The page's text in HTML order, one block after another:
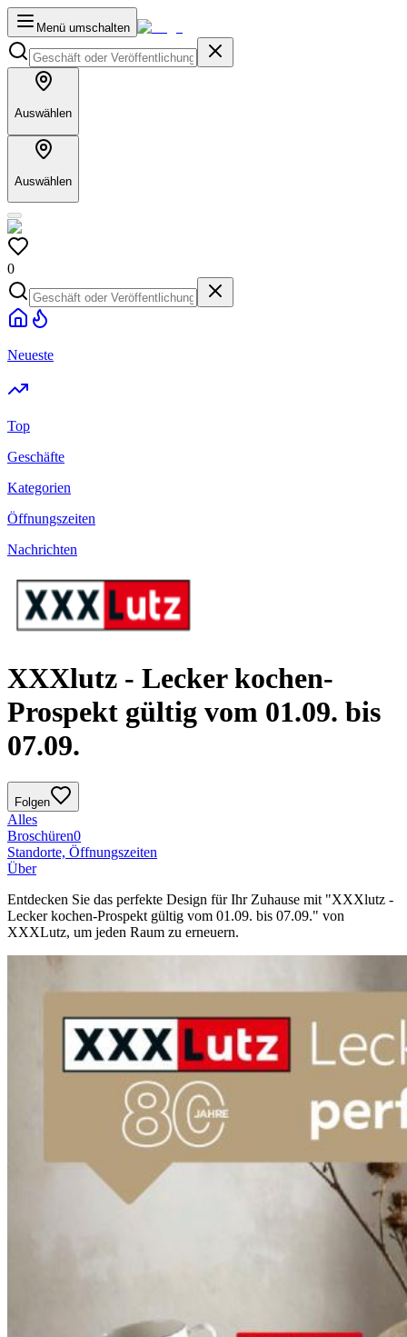
Menü umschalten
Auswählen
Auswählen
0
Neueste
Top
Geschäfte
Kategorien
Öffnungszeiten
Nachrichten
XXXlutz - Lecker kochen-
Prospekt gültig vom 01.09. bis
07.09.
Folgen
Alles
Broschüren0
Standorte, Öffnungszeiten
Über
Entdecken Sie das perfekte Design für Ihr Zuhause mit "XXXlutz -
Lecker kochen-Prospekt gültig vom 01.09. bis 07.09." von
XXXLutz, um jeden Raum zu erneuern.